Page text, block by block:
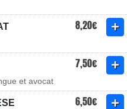
8,20€
7,50€
et avocat
6,50€